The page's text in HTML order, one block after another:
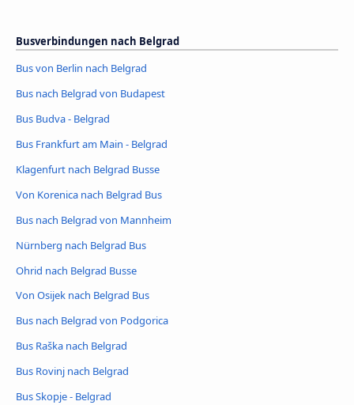
Busverbindungen nach Belgrad
Bus von Berlin nach Belgrad
Bus nach Belgrad von Budapest
Bus Budva - Belgrad
Bus Frankfurt am Main - Belgrad
Klagenfurt nach Belgrad Busse
Von Korenica nach Belgrad Bus
Bus nach Belgrad von Mannheim
Nürnberg nach Belgrad Bus
Ohrid nach Belgrad Busse
Von Osijek nach Belgrad Bus
Bus nach Belgrad von Podgorica
Bus Raška nach Belgrad
Bus Rovinj nach Belgrad
Bus Skopje - Belgrad